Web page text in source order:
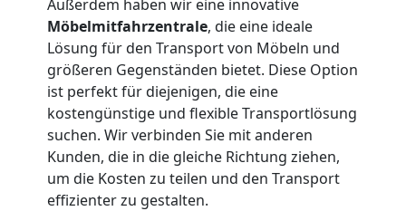
Außerdem haben wir eine innovative
Möbelmitfahrzentrale, die eine ideale
Lösung für den Transport von Möbeln und
größeren Gegenständen bietet. Diese Option
ist perfekt für diejenigen, die eine
kostengünstige und flexible Transportlösung
suchen. Wir verbinden Sie mit anderen
Kunden, die in die gleiche Richtung ziehen,
um die Kosten zu teilen und den Transport
effizienter zu gestalten.